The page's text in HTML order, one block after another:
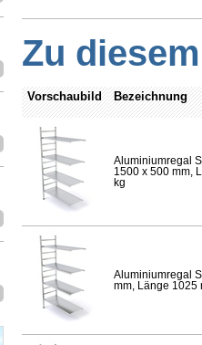
Zu
Vorschaubild Bezeichnung
Aluminiumregal
1500 x 500 mm,
kg
Aluminiumregal
mm, Länge 1025